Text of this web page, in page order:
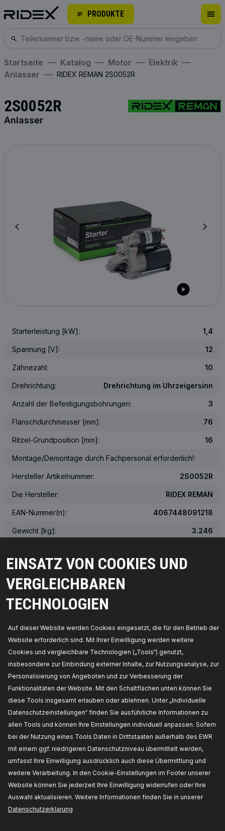
PRODUKTE
EINSATZ VON COOKIES UND
VERGLEICHBAREN
TECHNOLOGIEN
Auf dieser Website werden Cookies eingesetzt, die für den Betrieb der
Website erforderlich sind. Mit Ihrer Einwilligung werden weitere
Cookies und vergleichbare Technologien („Tools“) genutzt,
insbesondere zur Einbindung externer Inhalte, zur Nutzungsanalyse, zur
Personalisierung von Angeboten und zur Verbesserung der
Funktionalitäten der Website. Mit den Schaltflächen unten können Sie
diese Tools insgesamt erlauben oder ablehnen. Unter „Individuelle
Datenschutzeinstellungen“ finden Sie ausführliche Informationen zu
allen Tools und können Ihre Einstellungen individuell anpassen. Sofern
bei der Nutzung eines Tools Daten in Drittstaaten außerhalb des EWR
mit einem ggf. niedrigeren Datenschutzniveau übermittelt werden,
umfasst Ihre Einwilligung ausdrücklich auch diese Übermittlung und
weitere Verarbeitung. In den Cookie-Einstellungen im Footer unserer
Website können Sie jederzeit Ihre Einwilligung widerrufen oder Ihre
Auswahl aktualisieren. Weitere Informationen finden Sie in unserer
Datenschutzerklarung
Startseite Katalog Motor
Elektrik
Anlasser
RIDEX REMAN 2S0052R
2S0052R
Anlasser
Starterleistung [kW]: 1,4
Spannung [V]: 12
Zähnezahl: 10
Drehrichtung: Drehrichtung im Uhrzeigersinn
Anzahl der Befestigungsbohrungen: 3
Flanschdurchmesser [mm]: 76
Ritzel-Grundposition [mm]: 16
Montage/Demontage durch Fachpersonal erforderlich!:
Hersteller Artikelnummer: 2S0052R
Die Hersteller: RIDEX REMAN
EAN-Nummer(n): 4067448091218
Gewicht [kg]: 3.246
abweichen
ÜBER DIE OEM-NUMMER
MEISTVERKAUFTE PRODUKTE IN IHREM LAND
KOMPATIBLE TEILE